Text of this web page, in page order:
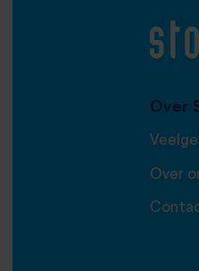
Over
Over